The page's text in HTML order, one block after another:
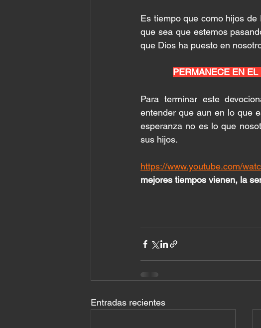
Es tiempo que como hijos
que sea que estemos
que Dios ha puesto en
PERMANECE EN
Para terminar este
entender que aun en lo que
esperanza no es lo que
sus hijos.
https://www.youtube.com/
mejores tiempos vienen, la
Entradas recientes